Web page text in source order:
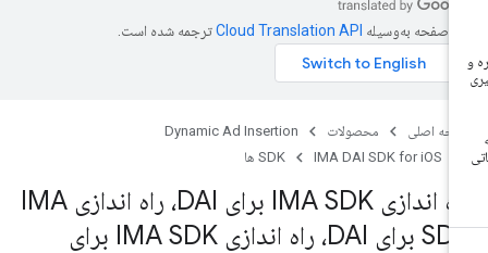
صفحه به‌وسیله ترجمه شده است.
اصلی محصولات
Dynamic Ad Insertion
IMA DAI SDK for iOS
SDK ها
راه اندازی IMA SDK برای DAI، راه اندازی IMA
SDK برای DAI، راه اندازی IMA SDK برای